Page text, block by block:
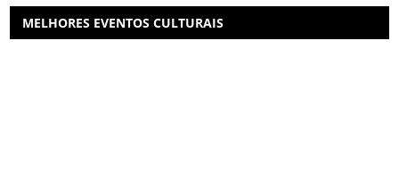
MELHORES EVENTOS CULTURAIS